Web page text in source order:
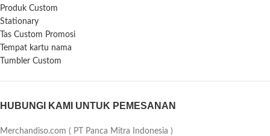
Produk Custom
Stationary
Tas Custom Promosi
Tempat kartu nama
Tumbler Custom
HUBUNGI KAMI UNTUK PEMESANAN
Merchandiso.com ( PT Panca Mitra Indonesia )